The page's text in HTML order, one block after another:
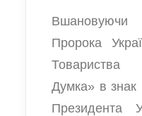
Вшановуючи
Пророка
Товариства
Думка» в знак
Президента